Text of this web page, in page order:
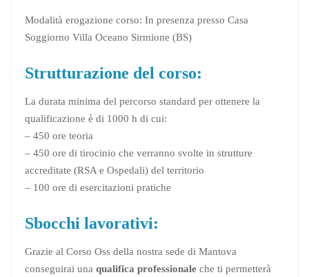
Modalità erogazione corso: In presenza presso Casa
Soggiorno Villa Oceano Sirmione (BS)
Strutturazione del corso:
La durata minima del percorso standard per ottenere la
qualificazione è di 1000 h di cui:
– 450 ore teoria
– 450 ore di tirocinio che verranno svolte in strutture
accreditate (RSA e Ospedali) del territorio
– 100 ore di esercitazioni pratiche
Sbocchi lavorativi:
Grazie al Corso Oss della nostra sede di Mantova
conseguirai una qualifica professionale che ti permetterà